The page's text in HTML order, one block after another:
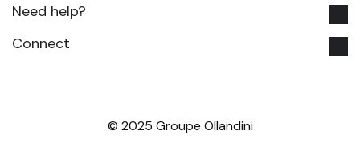
Need help?
Connect
© 2025 Groupe Ollandini